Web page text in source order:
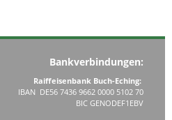
Bankverbindungen:
Raiffeisenbank Buch-Eching:
IBAN DE56 7436 9662 0000 5102 70
BIC GENODEF1EBV